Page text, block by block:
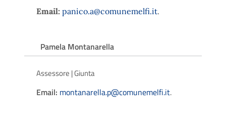
Email: panico.a@comunemelfi.it.
Pamela Montanarella
Assessore | Giunta
Email: montanarella.p@comunemelfi.it.